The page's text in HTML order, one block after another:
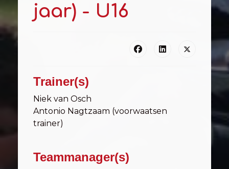
jaar) - U16
Trainer(s)
Niek van Osch
Antonio Nagtzaam (voorwaatsen
trainer)
Teammanager(s)